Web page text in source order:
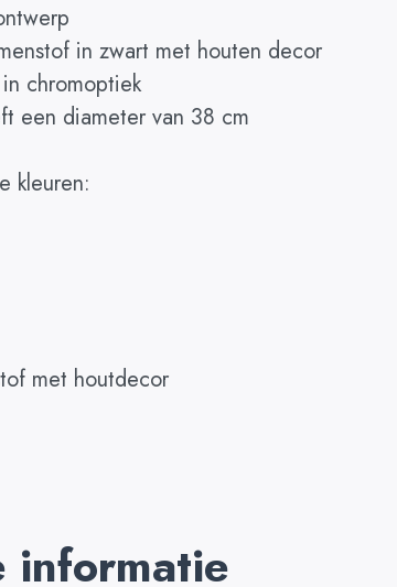
in zwart met houten decor
chromoptiek
een diameter van 38 cm
kleuren:
met houtdecor
informatie